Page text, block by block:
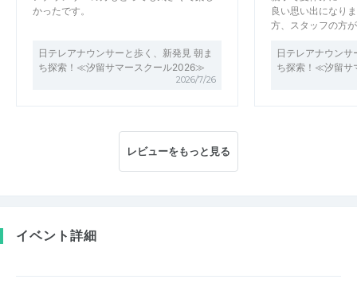
かったです。
日テレアナウンサーと歩く、新発見 朝ま
ち探索！≪汐留サマースクール2026≫
2026/7/26
良い思い出になり
方、スタッフの方
日テレアナウン
ち探索！≪汐留
レビューをもっと見る
イベント詳細